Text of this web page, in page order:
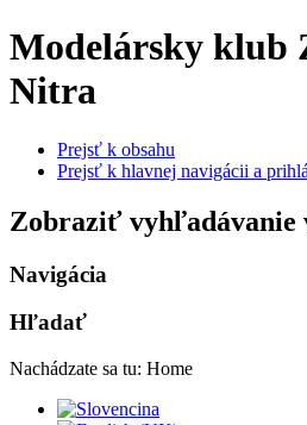
Modelársky klub
Nitra
Prejsť k obsahu
Prejsť k hlavnej navigácii a
Zobraziť vyhľadávanie
Navigácia
Hľadať
Nachádzate sa tu: Home